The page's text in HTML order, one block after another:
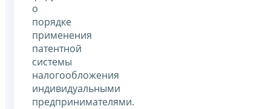
о
порядке
применения
патентной
системы
налогообложения
индивидуальными
предпринимателями.